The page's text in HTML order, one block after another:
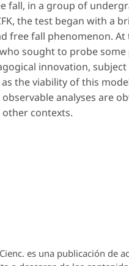
fall, in a group of
the test began with a
free fall phenomenon.
sought to probe
innovation,
the viability of this
analyses are
contexts.
es una publicación de